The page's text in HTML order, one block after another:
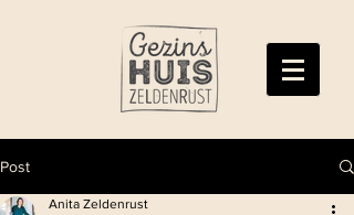
Post
Anita Zeldenrust